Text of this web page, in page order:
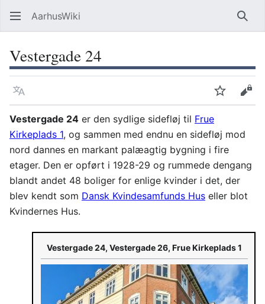
AarhusWiki Søg
Vestergade 24
Sprog OvervågVis
Vestergade 24 er den sydlige sidefløj til Frue
Kirkeplads 1, og sammen med endnu en sidefløj mod
nord dannes en markant palæagtig bygning i fire
etager. Den er opført i 1928-29 og rummede dengang
blandt andet 48 boliger for enlige kvinder i det, der
blev kendt som Dansk Kvindesamfunds Hus eller blot
Kvindernes Hus.
Vestergade 24, Vestergade 26, Frue Kirkeplads 1